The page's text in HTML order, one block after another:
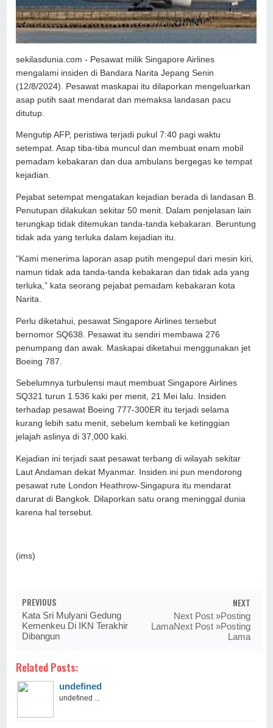
sekilasdunia.com - Pesawat milik Singapore Airlines
mengalami insiden di Bandara Narita Jepang Senin
(12/8/2024). Pesawat maskapai itu dilaporkan mengeluarkan
asap putih saat mendarat dan memaksa landasan pacu
ditutup.
Mengutip AFP, peristiwa terjadi pukul 7:40 pagi waktu
setempat. Asap tiba-tiba muncul dan membuat enam mobil
pemadam kebakaran dan dua ambulans bergegas ke tempat
kejadian.
Pejabat setempat mengatakan kejadian berada di landasan B.
Penutupan dilakukan sekitar 50 menit. Dalam penjelasan lain
terungkap tidak ditemukan tanda-tanda kebakaran. Beruntung
tidak ada yang terluka dalam kejadian itu.
"Kami menerima laporan asap putih mengepul dari mesin kiri,
namun tidak ada tanda-tanda kebakaran dan tidak ada yang
terluka,” kata seorang pejabat pemadam kebakaran kota
Narita.
Perlu diketahui, pesawat Singapore Airlines tersebut
bernomor SQ638. Pesawat itu sendiri membawa 276
penumpang dan awak. Maskapai diketahui menggunakan jet
Boeing 787.
Sebelumnya turbulensi maut membuat Singapore Airlines
SQ321 turun 1.536 kaki per menit, 21 Mei lalu. Insiden
terhadap pesawat Boeing 777-300ER itu terjadi selama
kurang lebih satu menit, sebelum kembali ke ketinggian
jelajah aslinya di 37,000 kaki.
Kejadian ini terjadi saat pesawat terbang di wilayah sekitar
Laut Andaman dekat Myanmar. Insiden ini pun mendorong
pesawat rute London Heathrow-Singapura itu mendarat
darurat di Bangkok. Dilaporkan satu orang meninggal dunia
karena hal tersebut.
(ims)
PREVIOUS
Kata Sri Mulyani Gedung
Kemenkeu Di IKN Terakhir
Dibangun
NEXT
Next Post »Posting
LamaNext Post »Posting
Lama
Related Posts:
undefined
undefined ...